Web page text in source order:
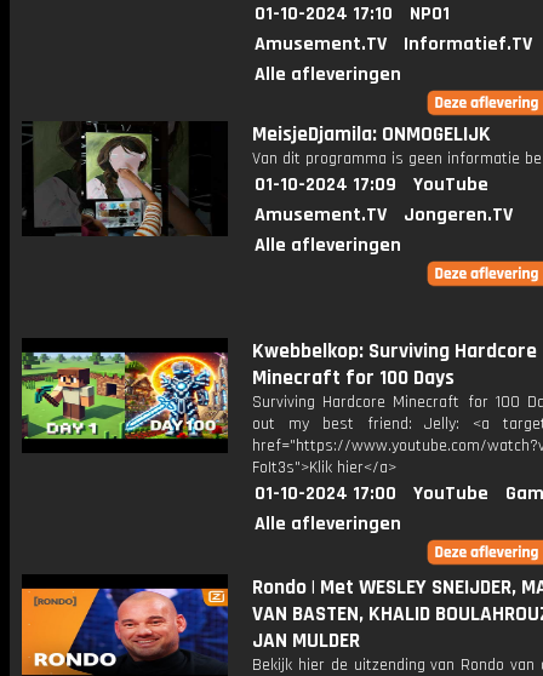
01-10-2024 17:10
NPO1
Amusement.TV
Informatief.TV
Alle afleveringen
MeisjeDjamila: ONMOGELIJK
Van dit programma is geen informatie
01-10-2024 17:09
YouTube
Amusement.TV
Jongeren.TV
Alle afleveringen
Kwebbelkop: Surviving Hardcore
Minecraft for 100 Days
Surviving Hardcore Minecraft for 100
out my best friend: Jelly: <a
href="https://www.youtube.com/
FoIt3s">Klik hier</a>
01-10-2024 17:00 YouTube
Alle afleveringen
Rondo | Met WESLEY SNEIJDER,
VAN BASTEN, KHALID
JAN MULDER
Bekijk hier de uitzending van Rondo van